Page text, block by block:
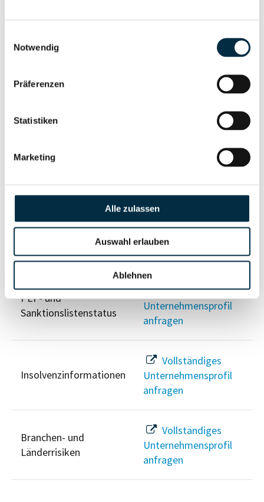
Notwendig
Präferenzen
Statistiken
Marketing
Alle zulassen
Auswahl erlauben
Ablehnen
Unternehmensprofil
Vollständiges
Unternehmensprofil
Vollständiges
anfragen
Risikoinformationen
PEP- und
Sanktionslistenstatus
Vollständiges
Unternehmensprofil
anfragen
Insolvenzinformationen
Vollständiges
Unternehmensprofil
anfragen
Branchen- und
Länderrisiken
Vollständiges
Unternehmensprofil
anfragen